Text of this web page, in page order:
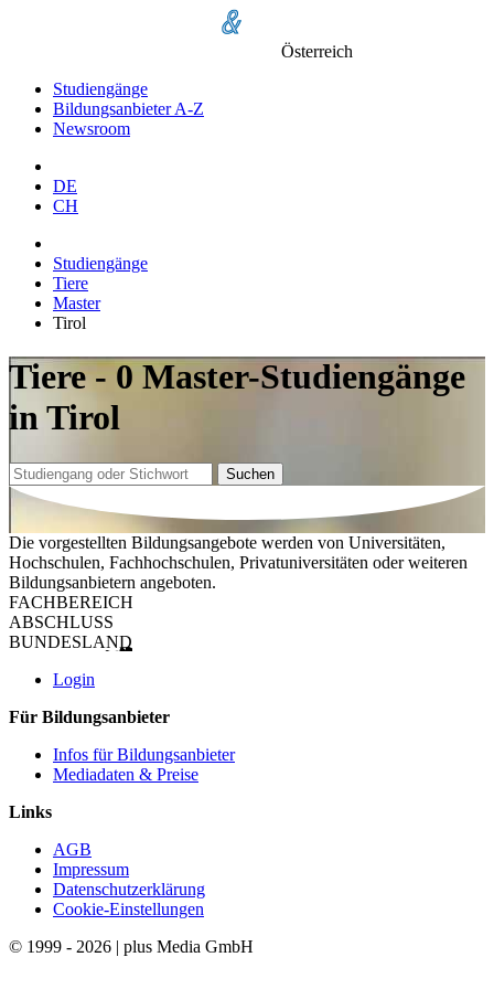
Österreich
Studiengänge
Bildungsanbieter A-Z
Newsroom
DE
CH
Studiengänge
Tiere
Master
Tirol
Tiere - 0 Master-Studiengänge
in Tirol
Suchen
Die vorgestellten Bildungsangebote werden von Universitäten,
Hochschulen, Fachhochschulen, Privatuniversitäten oder weiteren
Bildungsanbietern angeboten.
FACHBEREICH
ABSCHLUSS
BUNDESLAND
Login
Für Bildungsanbieter
Infos für Bildungsanbieter
Mediadaten & Preise
Links
AGB
Impressum
Datenschutzerklärung
Cookie-Einstellungen
© 1999 - 2026 | plus Media GmbH